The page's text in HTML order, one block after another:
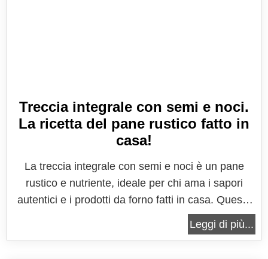
Treccia integrale con semi e noci.
La ricetta del pane rustico fatto in
casa!
La treccia integrale con semi e noci è un pane
rustico e nutriente, ideale per chi ama i sapori
autentici e i prodotti da forno fatti in casa. Questo
pane, che si distingue per la sua forma intrecciata
e il suo sapore ricco, è perfetto da gustare in ogni
Leggi di più...